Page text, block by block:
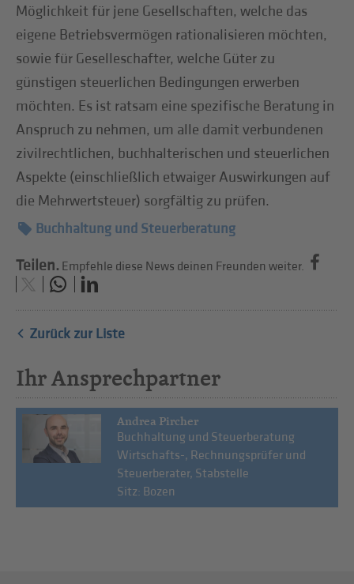
Möglichkeit für jene Gesellschaften, welche das
eigene Betriebsvermögen rationalisieren möchten,
sowie für Geselleschafter, welche Güter zu
günstigen steuerlichen Bedingungen erwerben
möchten. Es ist ratsam eine spezifische Beratung in
Anspruch zu nehmen, um alle damit verbundenen
zivilrechtlichen, buchhalterischen und steuerlichen
Aspekte (einschließlich etwaiger Auswirkungen auf
die Mehrwertsteuer) sorgfältig zu prüfen.
Buchhaltung und Steuerberatung
Teilen. Empfehle diese News deinen Freunden weiter.
Zurück zur Liste
Ihr Ansprechpartner
Andrea Pircher
Buchhaltung und Steuerberatung
Wirtschafts-, Rechnungsprüfer und
Steuerberater, Stabstelle
Sitz: Bozen